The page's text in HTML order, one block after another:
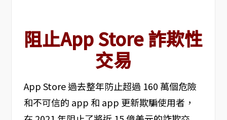
阻止App Store 詐欺性
交易
App Store 過去整年防止超過 160 萬個危險
和不可信的 app 和 app 更新欺騙使用者，